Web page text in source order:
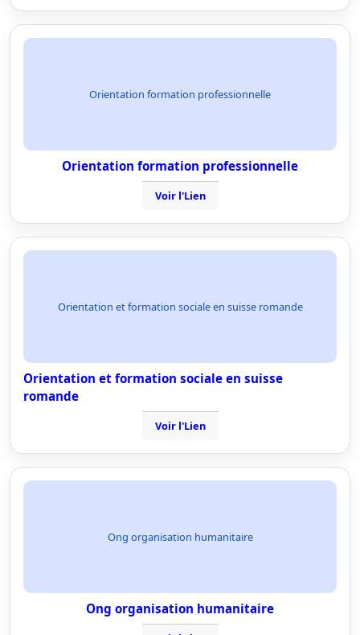
Orientation formation professionnelle
Orientation formation professionnelle
Voir l'Lien
Orientation et formation sociale en suisse romande
Orientation et formation sociale en suisse
romande
Voir l'Lien
Ong organisation humanitaire
Ong organisation humanitaire